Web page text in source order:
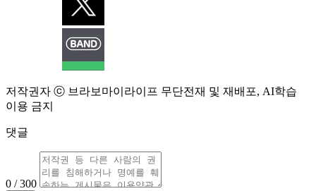
저작권자 ⓒ 브라보마이라이프 무단전재 및 재배포, AI학습
이용 금지
댓글
0 / 300